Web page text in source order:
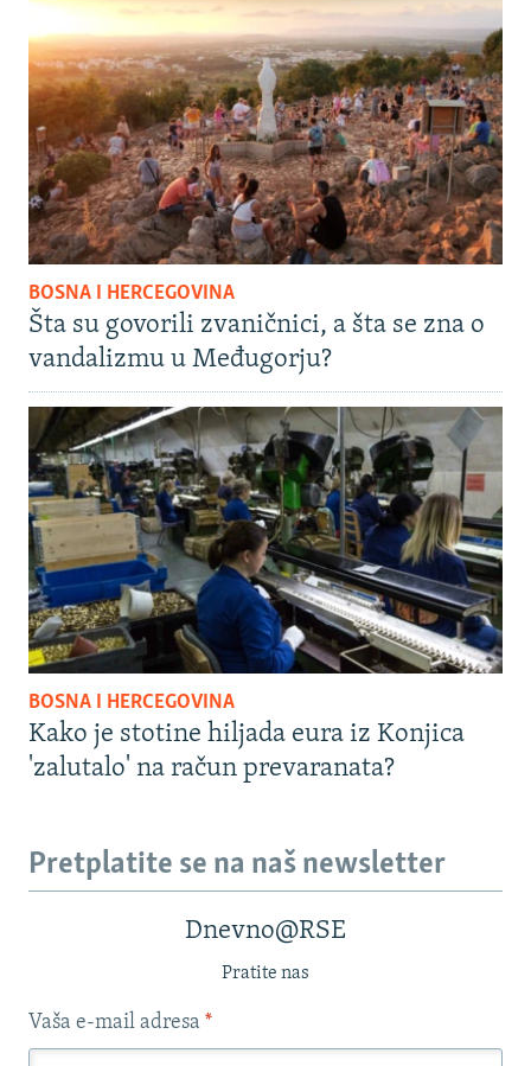
BOSNA I HERCEGOVINA
Šta su govorili zvaničnici, a šta se zna o
vandalizmu u Međugorju?
BOSNA I HERCEGOVINA
Kako je stotine hiljada eura iz Konjica
'zalutalo' na račun prevaranata?
Pretplatite se na naš newsletter
Dnevno@RSE
Pratite nas
Vaša e-mail adresa *